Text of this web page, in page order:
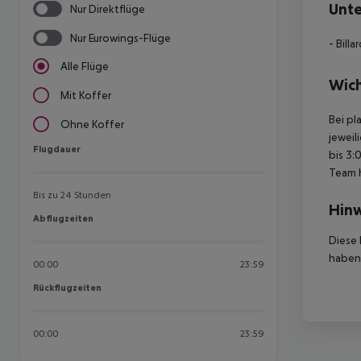
Nur Direktflüge
Nur Eurowings-Flüge
Alle Flüge
Mit Koffer
Ohne Koffer
Flugdauer
Flugdauer
Bis zu 24 Stunden
Abflugzeiten
Abflugzeiten
00:00 23:59
Rückflugzeiten
Rückflugzeiten
00:00 23:59
-
Bei
bis
Team
Diese